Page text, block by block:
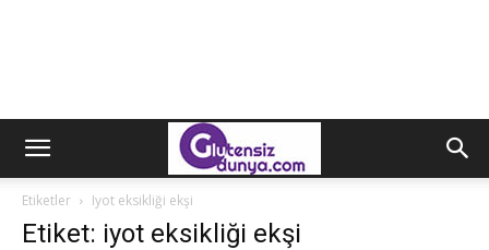
Etiketler Iyot eksikliği ekşi
Etiket: iyot eksikliği ekşi